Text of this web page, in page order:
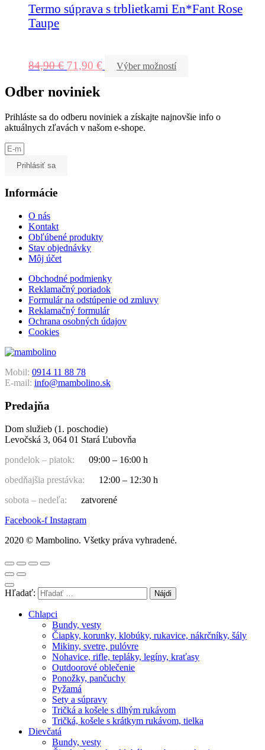
Termo súprava s trblietkami En*Fant Rose
Taupe
84,90€ 71,90 € Výber možností
Odber noviniek
Prihláste sa do odberu noviniek a získajte najnovšie info o
aktuálnych zľavách v našom e-shope.
Prihlásiť sa
Informácie
O nás
Kontakt
Obľúbené produkty
Stav objednávky
Môj účet
Obchodné podmienky
Reklamačný poriadok
Formulár na odstúpenie od zmluvy
Reklamačný formulár
Ochrana osobných údajov
Cookies
Mobil: 0914 11 88 78
E-mail: info@mambolino.sk
Predajňa
Dom služieb (1. poschodie)
Levočská 3, 064 01 Stará Ľubovňa
pondelok – piatok:
09:00 – 16:00 h
obedňajšia prestávka:
12:00 – 12:30 h
sobota – nedeľa:
zatvorené
Facebook-f Instagram
2020 © Mambolino. Všetky práva vyhradené.
Hľadať:
Chlapci
Bundy, vesty
Čiapky, korunky, klobúky, rukavice, nákrčníky, šály
Mikiny, svetre, pulóvre
Nohavice, rifle, tepláky, legíny, kraťasy
Outdoorové oblečenie
Ponožky, pančuchy
Pyžamá
Sety a súpravy
Tričká a košele s dlhým rukávom
Tričká, košele s krátkym rukávom, tielka
Dievčatá
Bundy, vesty